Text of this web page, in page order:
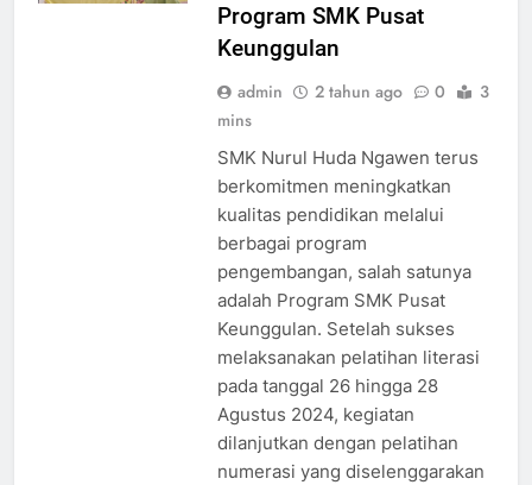
Program SMK Pusat
Keunggulan
admin 2 tahun ago 0
3
mins
SMK Nurul Huda Ngawen terus
berkomitmen meningkatkan
kualitas pendidikan melalui
berbagai program
pengembangan, salah satunya
adalah Program SMK Pusat
Keunggulan. Setelah sukses
melaksanakan pelatihan literasi
pada tanggal 26 hingga 28
Agustus 2024, kegiatan
dilanjutkan dengan pelatihan
numerasi yang diselenggarakan